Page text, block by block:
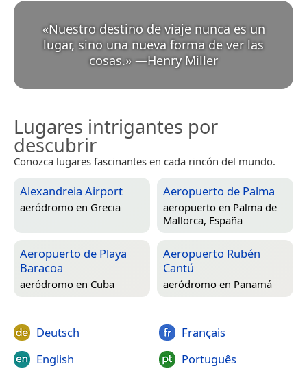
«Nuestro destino de viaje nunca es un
lugar, sino una nueva forma de ver las
cosas.» —Henry Miller
Lugares intrigantes por
descubrir
Conozca lugares fascinantes en cada rincón del mundo.
Alexandreia Airport
aeródromo en Grecia
Aeropuerto de Palma
aeropuerto en Palma de
Mallorca, España
Aeropuerto de Playa
Baracoa
aeródromo en Cuba
Aeropuerto Rubén
Cantú
aeródromo en Panamá
Deutsch
English
Français
Português